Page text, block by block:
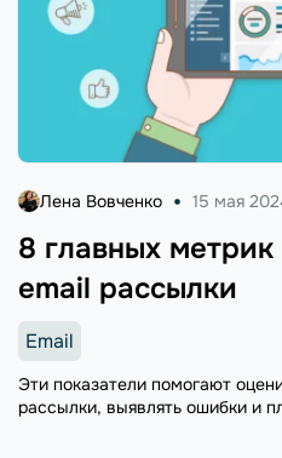
8 главных
email рассылки
Лена Вовченко 15 мая
Email
Эти показатели помогают
рассылки, выявлять ошибки и